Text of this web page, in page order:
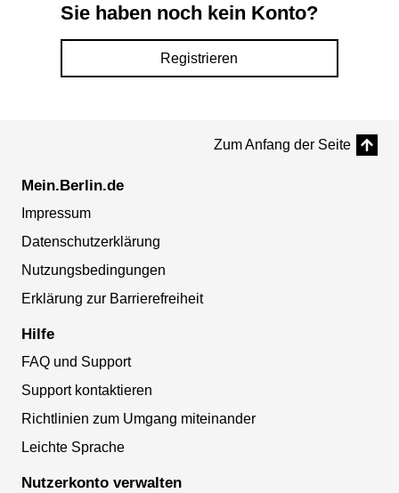
Sie haben noch kein Konto?
Registrieren
Zum Anfang der Seite
Mein.Berlin.de
Impressum
Datenschutzerklärung
Nutzungsbedingungen
Erklärung zur Barrierefreiheit
Hilfe
FAQ und Support
Support kontaktieren
Richtlinien zum Umgang miteinander
Leichte Sprache
Nutzerkonto verwalten